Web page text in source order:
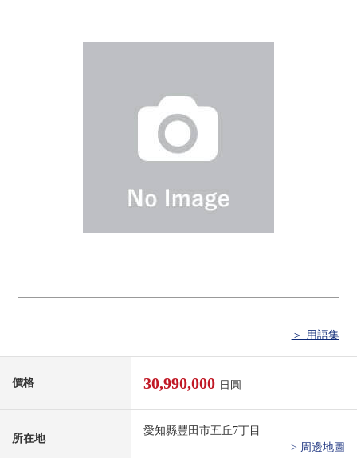
＞ 用語集
價格 30,990,000 日圓
所在地
愛知縣豐田市五丘7丁目
> 周邊地圖